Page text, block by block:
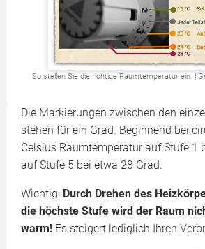
So stellen Sie die richtige Raumtemperatur ein. |
Die Markierungen zwischen den
stehen für ein Grad. Beginnend bei
Celsius Raumtemperatur auf Stufe 1
auf Stufe 5 bei etwa 28 Grad.
Wichtig: Durch Drehen des
die höchste Stufe wird der Raum
warm! Es steigert lediglich Ihren